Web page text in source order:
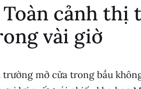
Toàn cảnh thị
vài giờ
trường mở cửa trong bầu